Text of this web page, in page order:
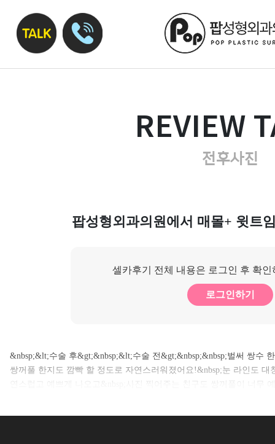
REVIEW
전후사진
팝성형외과의원에서 매몰+ 윗트
셀카후기 전체 내용은 로그인 후 확
로그인하기
&nbsp;&lt;수술 후&gt;&nbsp;&lt;수술 전&gt;&nbsp;&nbsp;벌써 쌍수
쌍꺼풀 한지도 깜빡 할 정도로 자연스러워졌어요!&nbsp;눈 라인도
연스럽고 예쁘게 나오고&nbsp;사진 찍어주는 친구도 쌍꺼풀이 너무